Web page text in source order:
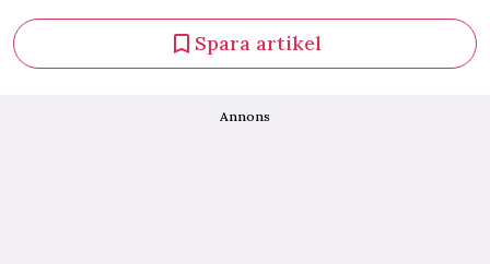
Spara artikel
Annons